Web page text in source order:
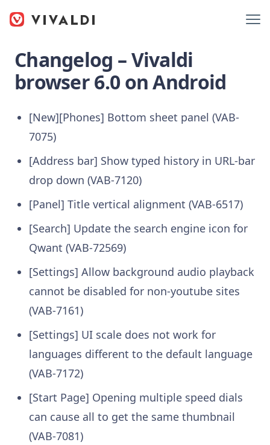
Changelog – Vivaldi
browser 6.0 on Android
[New][Phones] Bottom sheet panel (VAB-
7075)
[Address bar] Show typed history in URL-bar
drop down (VAB-7120)
[Panel] Title vertical alignment (VAB-6517)
[Search] Update the search engine icon for
Qwant (VAB-72569)
[Settings] Allow background audio playback
cannot be disabled for non-youtube sites
(VAB-7161)
[Settings] UI scale does not work for
languages different to the default language
(VAB-7172)
[Start Page] Opening multiple speed dials
can cause all to get the same thumbnail
(VAB-7081)